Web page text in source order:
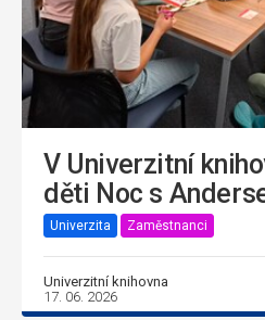
V Univerzitní
děti Noc s
Univerzita Zaměstnanci
Univerzitní knihovna
17. 06. 2026